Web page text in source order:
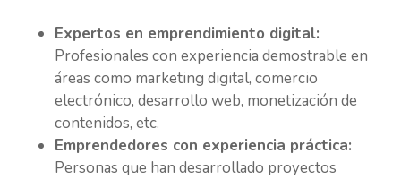
Expertos en emprendimiento digital:
Profesionales con experiencia demostrable en
áreas como marketing digital, comercio
electrónico, desarrollo web, monetización de
contenidos, etc.
Emprendedores con experiencia práctica:
Personas que han desarrollado proyectos